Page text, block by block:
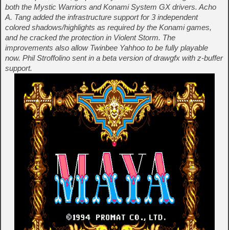
both the Mystic Warriors and Konami System GX drivers. Acho
A. Tang added the infrastructure support for 3 independent
colored shadows/highlights as required by the Konami games,
and he cracked the protection in Violent Storm. The
improvements also allow Twinbee Yahhoo to be fully playable
now. Phil Stroffolino sent in a beta version of drawgfx with z-buffer
support.